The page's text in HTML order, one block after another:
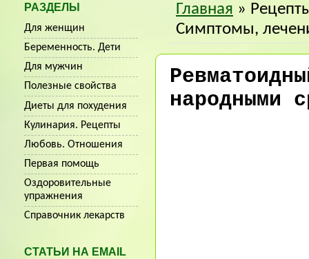
Главная »
Симптомы,
народными
РАЗДЕЛЫ
Для женщин
Беременность. Дети
Для мужчин
Полезные свойства
Диеты для похудения
Кулинария. Рецепты
Любовь. Отношения
Первая помощь
Оздоровительные
упражнения
Справочник лекарств
СТАТЬИ НА EMAIL